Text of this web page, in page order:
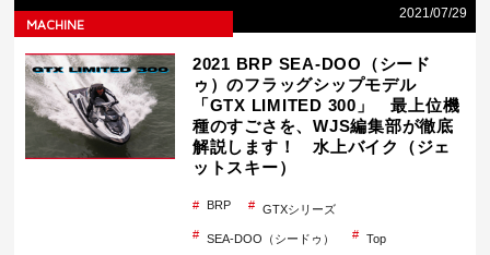
2021/07/29
MACHINE
2021 BRP SEA-DOO（シード
ゥ）のフラッグシップモデル
「GTX LIMITED 300」 最上位機
種のすごさを、WJS編集部が徹底
解説します！ 水上バイク（ジェ
ットスキー）
BRP GTXシリーズ
SEA-DOO（シードゥ） Top